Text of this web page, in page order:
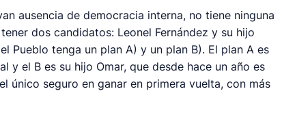
ausencia de democracia interna, no tiene ninguna
dos candidatos: Leonel Fernández y su hijo
Pueblo tenga un plan A) y un plan B). El plan A es
y el B es su hijo Omar, que desde hace un año es
único seguro en ganar en primera vuelta, con más